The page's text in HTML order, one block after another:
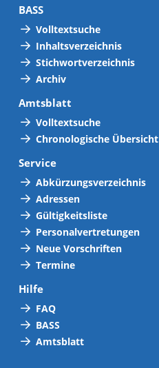
BASS
Volltextsuche
Inhaltsverzeichnis
Stichwortverzeichnis
Archiv
Amtsblatt
Volltextsuche
Chronologische Übersicht
Service
Abkürzungsverzeichnis
Adressen
Gültigkeitsliste
Personalvertretungen
Neue Vorschriften
Termine
Hilfe
FAQ
BASS
Amtsblatt